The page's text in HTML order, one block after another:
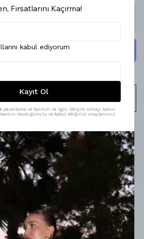
Gelince Haber Ver
WHATSAPP
53kg
Fırsatlarını Kaçırma!
kabul ediyorum
Kayıt Ol
pazarlama ve tanıtım ile ilgili iletişim almayı kabul
okuduğunuzu ve kabul ettiğinizi onaylarsınız.